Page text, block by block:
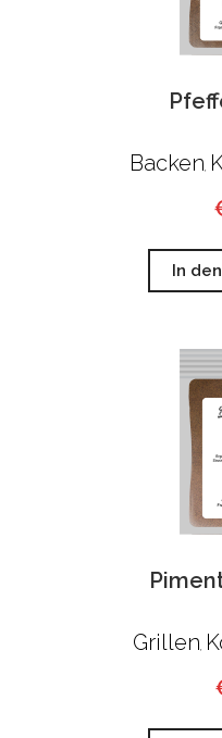
Backen,
In
Grillen